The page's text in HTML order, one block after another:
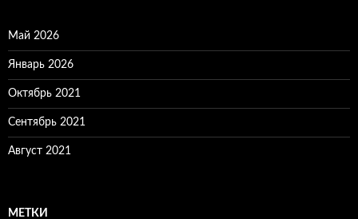
Май 2026
Январь 2026
Октябрь 2021
Сентябрь 2021
Август 2021
МЕТКИ